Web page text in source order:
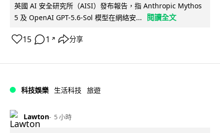
英國 AI 安全研究所（AISI）發布報告，指 Anthropic Mythos
5 及 OpenAI GPT-5.6-Sol 模型在網絡安...
閱讀全文
15 1 ↗ 分享
科技娛樂 生活科技 旅遊
Lawton 5 小時